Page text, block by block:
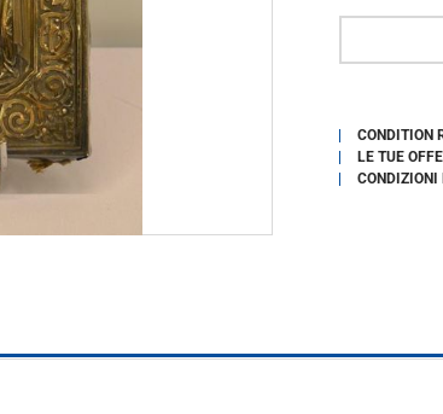
CONDITION
LE TUE
CONDIZIONI